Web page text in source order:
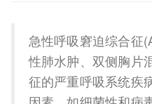
急性呼吸窘迫综合征
性肺水肿、双侧胸片
征的严重呼吸系统疾